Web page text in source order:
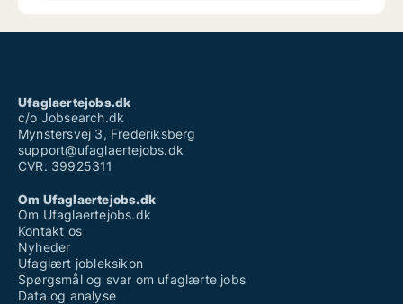
Ufaglaertejobs.dk
c/o Jobsearch.dk
Mynstersvej 3, Frederiksberg
support@ufaglaertejobs.dk
CVR: 39925311
Om Ufaglaertejobs.dk
Om Ufaglaertejobs.dk
Kontakt os
Nyheder
Ufaglært jobleksikon
Spørgsmål og svar om ufaglærte jobs
Data og analyse